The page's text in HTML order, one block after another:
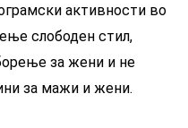
активности во
слободен стил,
за жени и не
за мажи и жени.